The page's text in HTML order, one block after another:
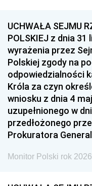
UCHWAŁA SEJMU
POLSKIEJ z dnia
wyrażenia przez
Polskiej zgody na
odpowiedzialności
Króla za czyn
wniosku z dnia 4
uzupełnionego w
przedłożonego
Prokuratora
Monitor Polski rok